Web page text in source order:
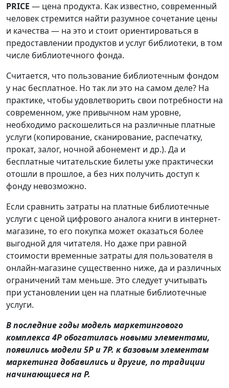
PRICE — цена продукта. Как известно, современный
человек стремится найти разумное сочетание цены
и качества — на это и стоит ориентироваться в
предоставлении продуктов и услуг библиотеки, в том
числе библиотечного фонда.
Считается, что пользование библиотечным фондом
у нас бесплатное. Но так ли это на самом деле? На
практике, чтобы удовлетворить свои потребности на
современном, уже привычном нам уровне,
необходимо раскошелиться на различные платные
услуги (копирование, сканирование, распечатку,
прокат, залог, ночной абонемент и др.). Да и
бесплатные читательские билеты уже практически
отошли в прошлое, а без них получить доступ к
фонду невозможно.
Если сравнить затраты на платные библиотечные
услуги с ценой цифрового аналога книги в интернет-
магазине, то его покупка может оказаться более
выгодной для читателя. Но даже при равной
стоимости временные затраты для пользователя в
онлайн-магазине существенно ниже, да и различных
ограничений там меньше. Это следует учитывать
при установлении цен на платные библиотечные
услуги.
В последние годы модель маркетингового
комплекса 4Р обогатилась новыми элементами,
появились модели 5Р и 7Р. к базовым элементам
маркетинга добавились и другие, по традиции
начинающиеся на Р.